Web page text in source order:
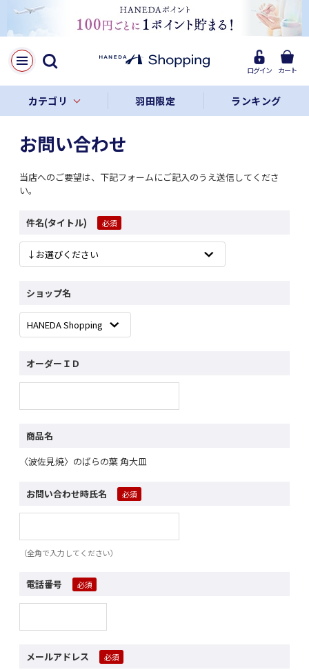
ログイン カート
カテゴリ 羽田限定 ランキング
お問い合わせ
当店へのご要望は、下記フォームにご記入のうえ送信してくださ
い。
件名(タイトル)
ショップ名
オーダーＩＤ
商品名
〈波佐見焼〉のばらの葉 角大皿
お問い合わせ時氏名
（全角で入力してください）
電話番号
メールアドレス